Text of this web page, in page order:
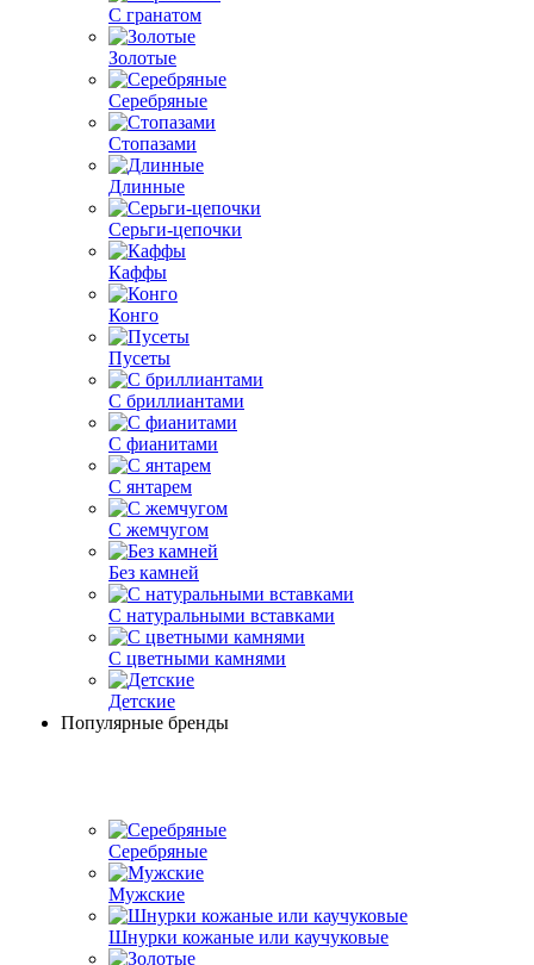
С гранатом
Золотые
Серебряные
Стопазами
Длинные
Серьги-цепочки
Каффы
Конго
Пусеты
С бриллиантами
С фианитами
С янтарем
С жемчугом
Без камней
С натуральными вставками
С цветными камнями
Детские
Популярные бренды
Серебряные
Мужские
Шнурки кожаные или каучуковые